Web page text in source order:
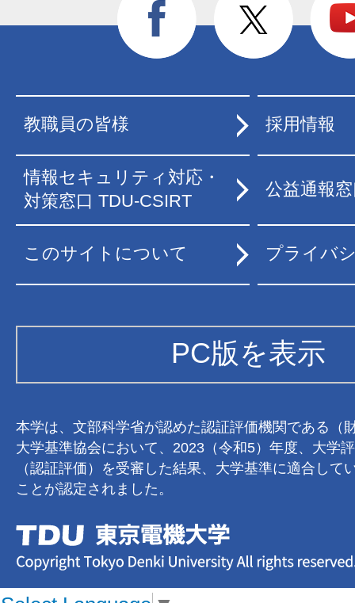
教職員の皆様 採用情報
情報セキュリティ対応・
対策窓口 TDU-CSIRT
公益通報
このサイトについて プライバ
PC版を表示
本学は、文部科学省が認めた認証評価機関である（
大学基準協会において、2023（令和5）年度、大学
（認証評価）を受審した結果、大学基準に適合して
ことが認定されました。